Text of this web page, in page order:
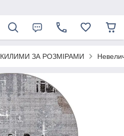
КИЛИМИ ЗА РОЗМІРАМИ